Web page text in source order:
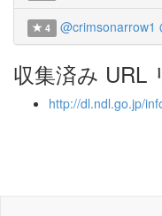
4 @crimsonarrow1
収集済み URL
http://dl.ndl.go.jp/